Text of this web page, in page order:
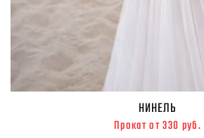
НИНЕЛЬ
Прокат от 330 руб.